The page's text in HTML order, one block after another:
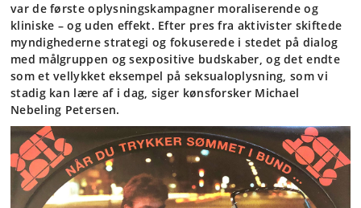
var de første oplysningskampagner moraliserende og
kliniske – og uden effekt. Efter pres fra aktivister skiftede
myndighederne strategi og fokuserede i stedet på dialog
med målgruppen og sexpositive budskaber, og det endte
som et vellykket eksempel på seksualoplysning, som vi
stadig kan lære af i dag, siger kønsforsker Michael
Nebeling Petersen.